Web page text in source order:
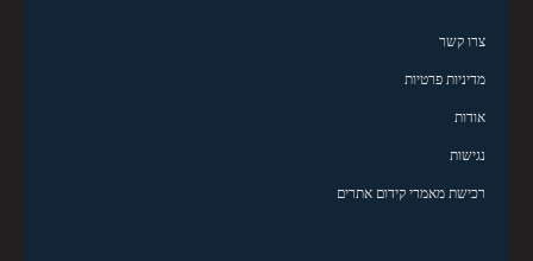
צרו קשר
מדיניות פרטיות
אודות
נגישות
רכישת מאמרי קידום אתרים